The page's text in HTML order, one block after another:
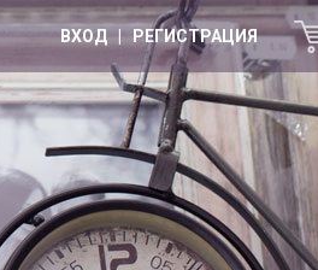
ВХОД | РЕГИСТРАЦИЯ